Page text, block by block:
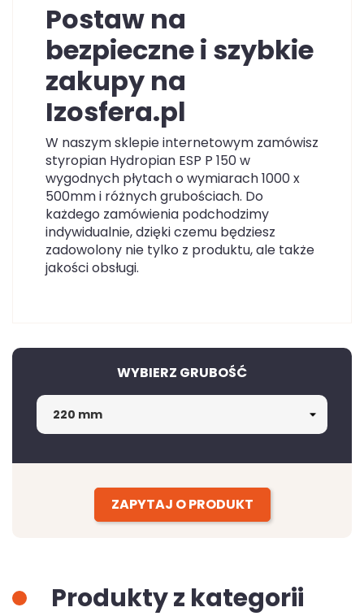
Postaw na
bezpieczne i szybkie
zakupy na
Izosfera.pl
W naszym sklepie internetowym zamówisz
styropian Hydropian ESP P 150 w
wygodnych płytach o wymiarach 1000 x
500mm i różnych grubościach. Do
każdego zamówienia podchodzimy
indywidualnie, dzięki czemu będziesz
zadowolony nie tylko z produktu, ale także
jakości obsługi.
WYBIERZ GRUBOŚĆ
ZAPYTAJ O PRODUKT
Produkty z kategorii